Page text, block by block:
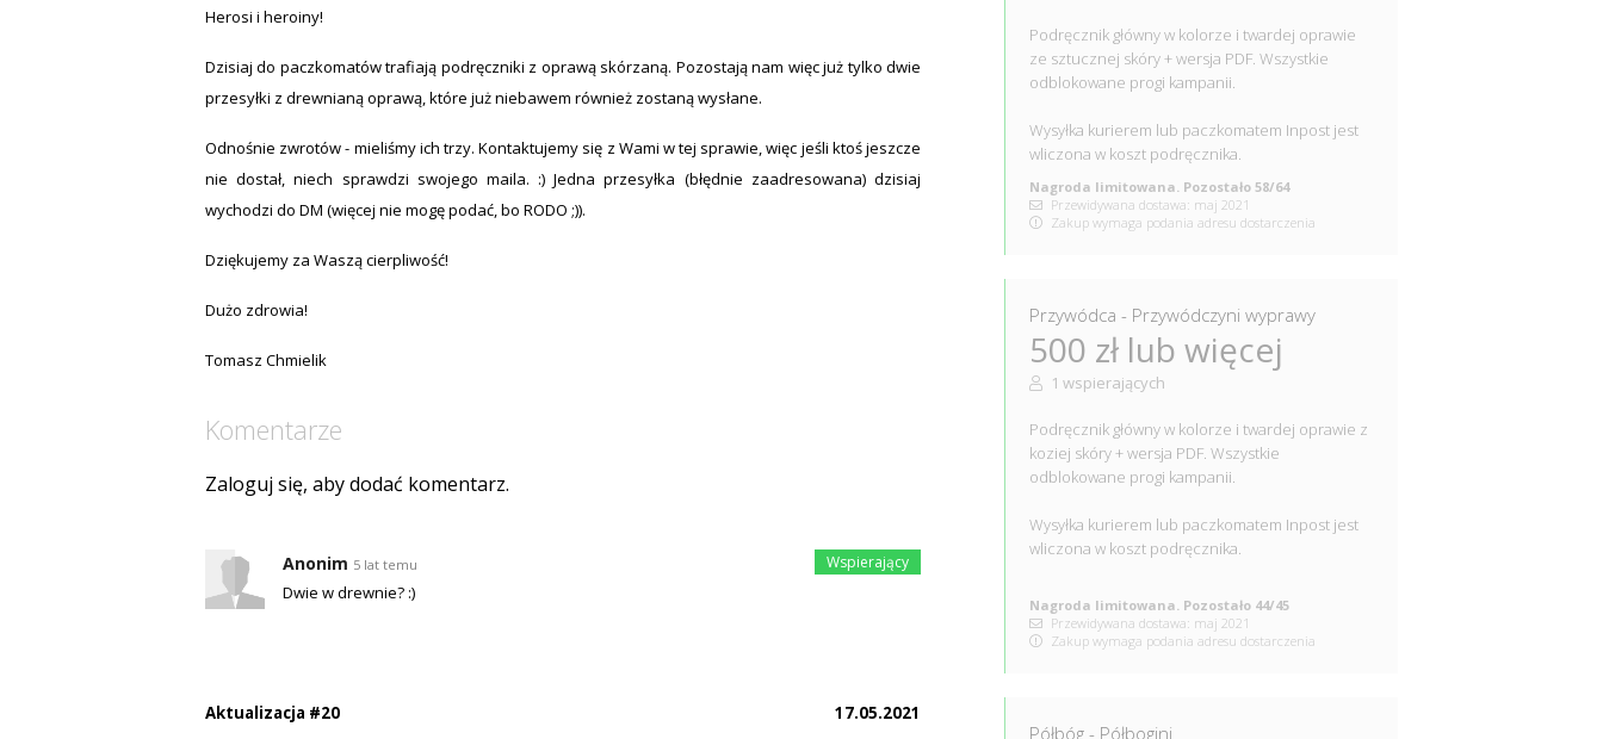
Herosi i heroiny!
Dzisiaj do paczkomatów trafiają podręczniki z oprawą skórzaną. Pozostają nam więc już tylko dwie
przesyłki z drewnianą oprawą, które już niebawem również zostaną wysłane.
Odnośnie zwrotów - mieliśmy ich trzy. Kontaktujemy się z Wami w tej sprawie, więc jeśli ktoś jeszcze
nie dostał, niech sprawdzi swojego maila. :) Jedna przesyłka (błędnie zaadresowana) dzisiaj
wychodzi do DM (więcej nie mogę podać, bo RODO ;)).
Dziękujemy za Waszą cierpliwość!
Dużo zdrowia!
Tomasz Chmielik
Komentarze
Zaloguj się, aby dodać komentarz.
Anonim 5 lat temu
Dwie w drewnie? :)
Aktualizacja #20 17.05.2021
Podręcznik główny w kolorze i twardej oprawie
ze sztucznej skóry + wersja PDF. Wszystkie
odblokowane progi kampanii.
Wysyłka kurierem lub paczkomatem Inpost jest
wliczona w koszt podręcznika.
Nagroda limitowana. Pozostało 58/64
Przewidywana dostawa: maj 2021
Zakup wymaga podania adresu dostarczenia
Przywódca - Przywódczyni wyprawy
500 zł lub więcej
1 wspierających
Podręcznik główny w kolorze i twardej oprawie z
koziej skóry + wersja PDF. Wszystkie
odblokowane progi kampanii.
Wysyłka kurierem lub paczkomatem Inpost jest
wliczona w koszt podręcznika.
Nagroda limitowana. Pozostało 44/45
Przewidywana dostawa: maj 2021
Zakup wymaga podania adresu dostarczenia
Półbóg - Półbogini